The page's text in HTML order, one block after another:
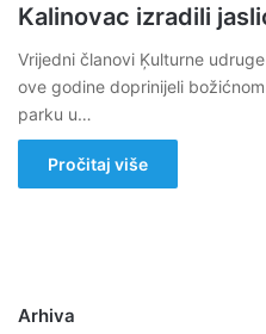
Kalinovac izradili
Vrijedni članovi Ķulturne
ove godine doprinijeli
parku u…
Pročitaj više
Arhiva